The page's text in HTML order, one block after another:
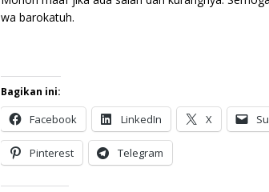
wa barokatuh.
Bagikan ini:
Facebook LinkedIn X
Pinterest Telegram